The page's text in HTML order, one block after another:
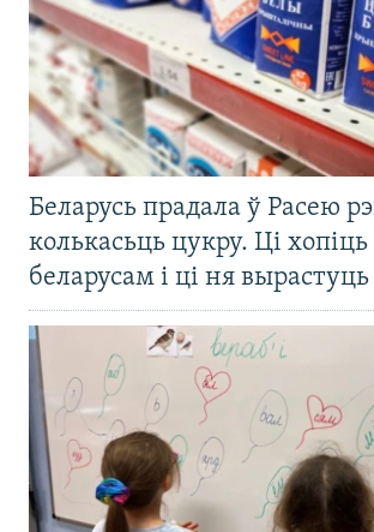
Беларусь прадала ў Расею
колькасьць цукру. Ці
беларусам і ці ня